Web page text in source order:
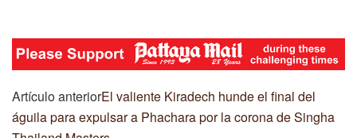
Artículo anteriorEl valiente Kiradech hunde el final del
águila para expulsar a Phachara por la corona de Singha